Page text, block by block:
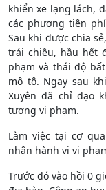
khiển xe lạng lách,
các phương tiện
Sau khi được chia
trái chiều, hầu hết
phạm và thái độ
mô tô. Ngay sau
Xuyên đã chỉ đạo
tượng vi phạm.
Làm việc tại cơ
nhận hành vi vi
Trước đó vào hồi 0